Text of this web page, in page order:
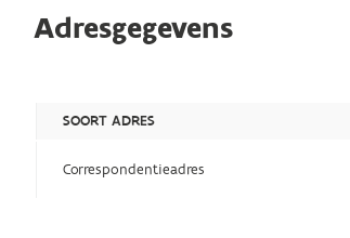
Adresgegevens
SOORT ADRES
Correspondentieadres